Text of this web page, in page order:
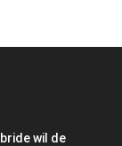
wil de